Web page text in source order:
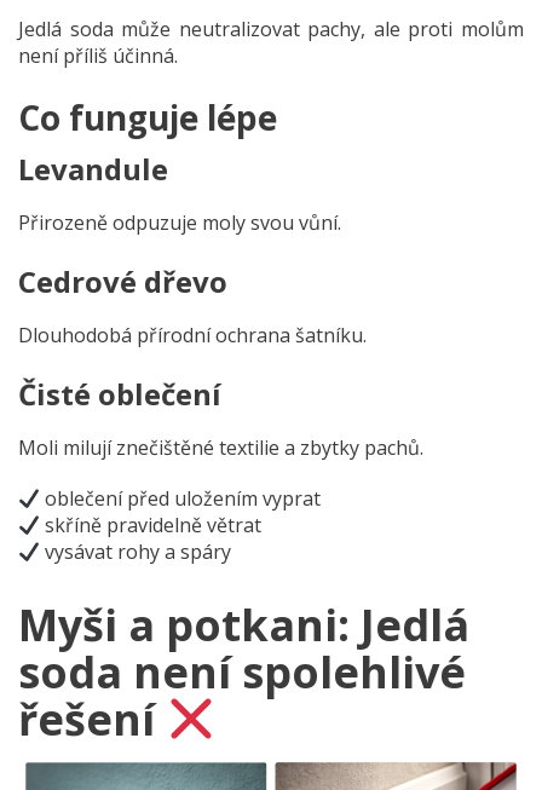
Jedlá soda může neutralizovat pachy, ale proti molům
není příliš účinná.
Co funguje lépe
Levandule
Přirozeně odpuzuje moly svou vůní.
Cedrové dřevo
Dlouhodobá přírodní ochrana šatníku.
Čisté oblečení
Moli milují znečištěné textilie a zbytky pachů.
oblečení před uložením vyprat
skříně pravidelně větrat
vysávat rohy a spáry
Myši a potkani: Jedlá
soda není spolehlivé
řešení